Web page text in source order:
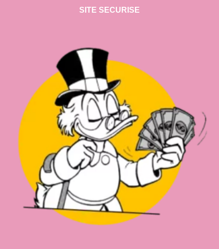
SITE SECURISE